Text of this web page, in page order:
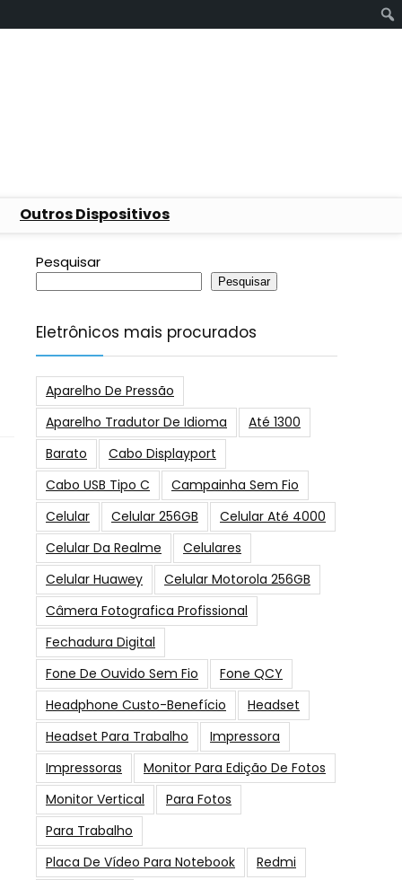
Outros Dispositivos
Pesquisar
Pesquisar
Eletrônicos mais procurados
Aparelho De Pressão
Aparelho Tradutor De Idioma
Até 1300
Barato
Cabo Displayport
Cabo USB Tipo C
Campainha Sem Fio
Celular
Celular 256GB
Celular Até 4000
Celular Da Realme
Celulares
Celular Huawey
Celular Motorola 256GB
Câmera Fotografica Profissional
Fechadura Digital
Fone De Ouvido Sem Fio
Fone QCY
Headphone Custo-Benefício
Headset
Headset Para Trabalho
Impressora
Impressoras
Monitor Para Edição De Fotos
Monitor Vertical
Para Fotos
Para Trabalho
Placa De Vídeo Para Notebook
Redmi